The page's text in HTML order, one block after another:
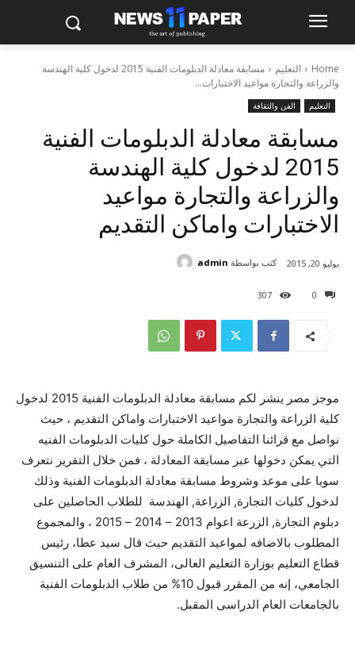
Home التعليم
مسابقة معادلة الدبلومات الفنية 2015 لدخول كلية الهندسة
والزراعة والتجارة مواعيد الاختبارات...
التعليم الفن والثقافة
مسابقة معادلة الدبلومات الفنية
2015 لدخول كلية الهندسة
والزراعة والتجارة مواعيد
الاختبارات واماكن التقديم
0
307
يوليو 20, 2015 كتب بواسطة admin
موجز مصر ينشر لكم مسابقة معادلة الدبلومات الفنية 2015 لدخول
كلية الزراعة والتجارة مواعيد الاختبارات واماكن التقديم ، حيث
نواصل مع قرائنا التفاصيل الكاملة حول كليات الدبلومات الفنيه
التي يمكن دخولها عبر مسابقة المعادلة ، فمن خلال التقرير نتعرف
سويا على موعد وشروط مسابقة معادلة الدبلومات الفنية وذلك
لدخول كليات التجارة, الزراعة, الهندسة للطلاب الحاصلين على
دبلوم التجارة, الزرعة اعوام 2013 – 2014 – 2015 ، والمجموع
المطلوب بالاضافه لمواعيد التقديم حيث قال سيد عطا، رئيس
قطاع التعليم بوزارة التعليم العالى، المشرف العام على التنسيق
الجامعي، إنه من المقرر قبول 10% من طلاب الدبلومات الفنية
بالجامعات العام الدراسى المقبل.